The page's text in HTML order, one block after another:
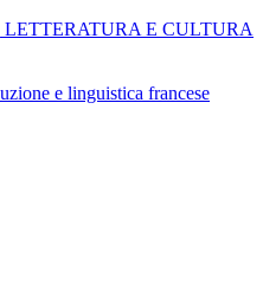
E CULTURA
e linguistica francese